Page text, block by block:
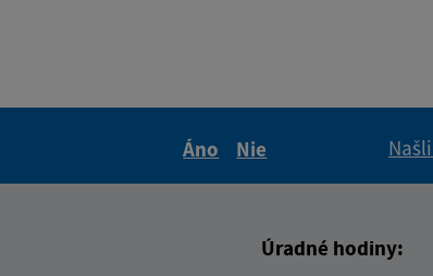
Áno
Nie
Úradné hodiny: